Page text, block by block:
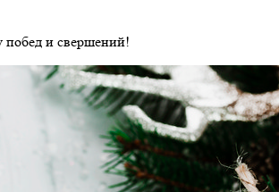
побед и свершений!